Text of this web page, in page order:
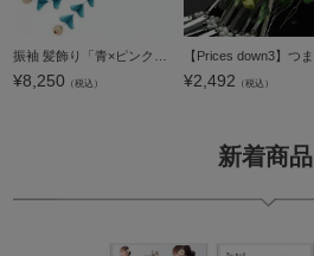
¥8,250 （税込） ¥2,492 （税込）
新着商品